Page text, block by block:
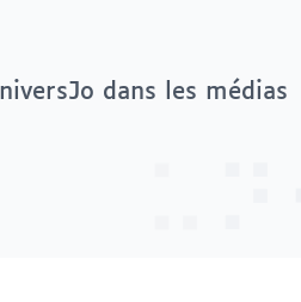
dans les médias